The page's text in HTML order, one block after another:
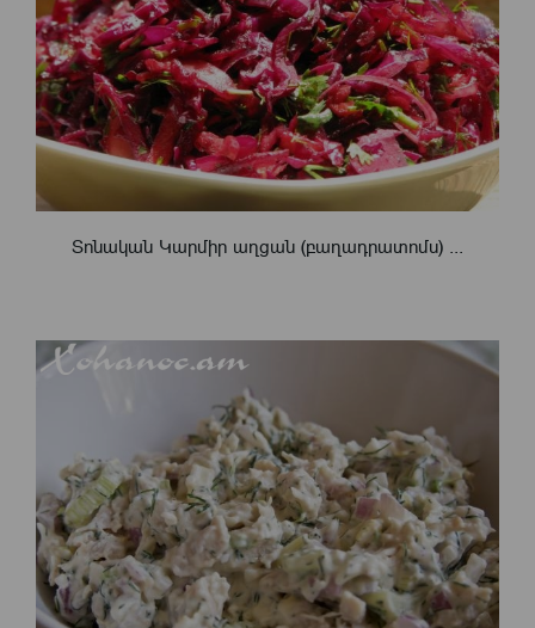
Տոնական Կարմիր աղցան (բաղադրատոմս) ...